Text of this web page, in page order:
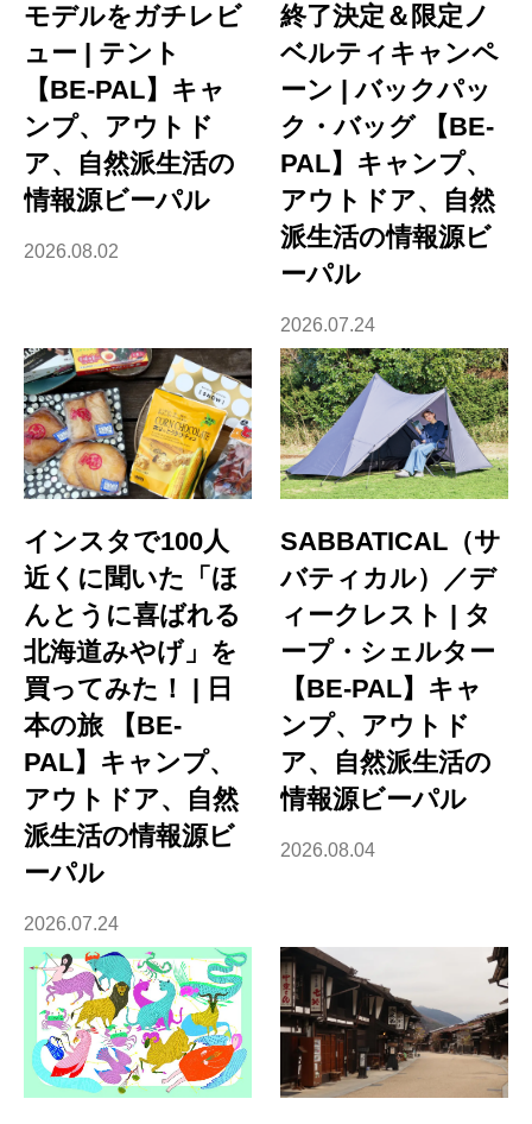
モデルをガチレビ
ュー | テント
【BE-PAL】キャ
ンプ、アウトド
ア、自然派生活の
情報源ビーパル
2026.08.02
終了決定＆限定ノ
ベルティキャンペ
ーン | バックパッ
ク・バッグ 【BE-
PAL】キャンプ、
アウトドア、自然
派生活の情報源ビ
ーパル
2026.07.24
インスタで100人
近くに聞いた「ほ
んとうに喜ばれる
北海道みやげ」を
買ってみた！ | 日
本の旅 【BE-
PAL】キャンプ、
アウトドア、自然
派生活の情報源ビ
ーパル
2026.07.24
SABBATICAL（サ
バティカル）／デ
ィークレスト | タ
ープ・シェルター
【BE-PAL】キャ
ンプ、アウトド
ア、自然派生活の
情報源ビーパル
2026.08.04